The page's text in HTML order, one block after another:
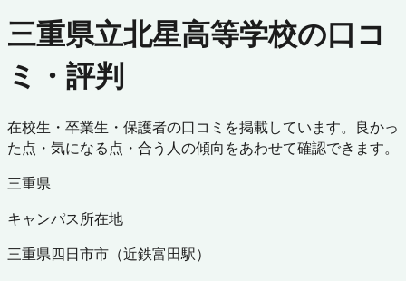
三重県立北星高等学校の口コ
ミ・評判
在校生・卒業生・保護者の口コミを掲載しています。良かっ
た点・気になる点・合う人の傾向をあわせて確認できます。
三重県
キャンパス所在地
三重県四日市市 （近鉄富田駅）